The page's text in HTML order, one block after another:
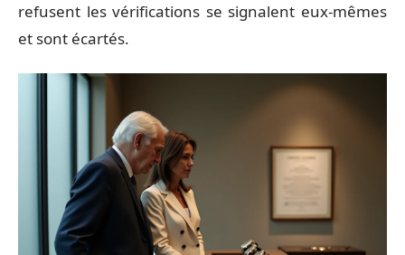
refusent les vérifications se signalent eux-mêmes
et sont écartés.